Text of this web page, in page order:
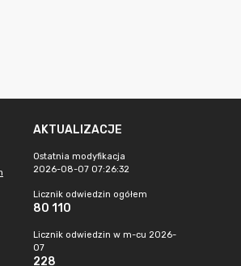
AKTUALIZACJE
Ostatnia modyfikacja
2026-08-07 07:26:32
Licznik odwiedzin ogółem
80 110
Licznik odwiedzin w m-cu 2026-
07
228